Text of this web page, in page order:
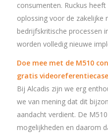
consumenten. Ruckus
oplossing voor de zakelijke
bedrijfskritische processen
worden volledig nieuwe
Doe mee met de M510
gratis videoreferentiecase
Bij Alcadis zijn we erg
we van mening dat dit
aandacht verdient. De
mogelijkheden en daarom